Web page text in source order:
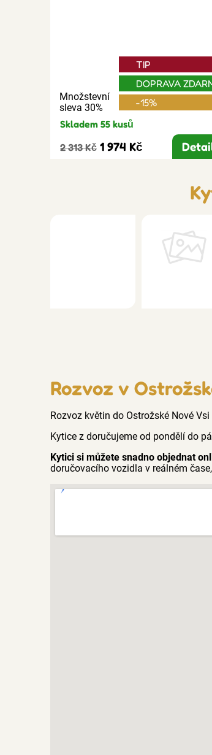
Množstevní
sleva 30%
TIP
DOPRAVA
-15%
Skladem 55 kusů
2 313 Kč 1 974 Kč
Rozvoz v
Rozvoz květin do Ostrožské Nové
Kytice z doručujeme od pondělí do
Kytici si můžete snadno objednat
doručovacího vozidla v reálném